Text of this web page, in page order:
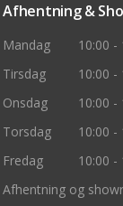
Afhentning &
Mandag
10:00 -
Tirsdag
10:00 -
Onsdag
10:00 -
Torsdag
10:00 -
Fredag
10:00 -
Afhentning og